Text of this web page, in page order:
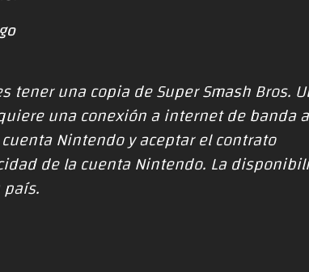
tener una copia de Super Smash Bros.
una conexión a internet de banda
Nintendo y aceptar el contrato
de la cuenta Nintendo. La